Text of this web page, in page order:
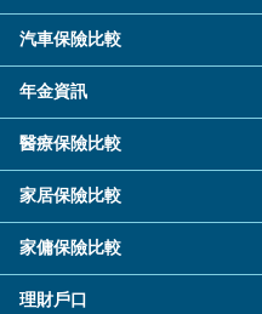
飛行里數信用卡
八達通自動增值信用卡
機場貴賓室信用卡
網上購物信用卡
低門檻/學生信用卡
私人貸款
熱門貸款
稅務貸款
財務公司貸款
結餘轉戶
旅遊保險
新冠肺炎旅遊保險
日本旅遊保險及資訊
旅遊保險公司
旅遊保險指南
旅遊保險資料資源
汽車保險比較
汽車保險
電動車保險2026
年金資訊
年金資訊
醫療保險比較
自願醫保計劃
家居保險比較
家居保險
家傭保險比較
家傭保險
理財戶口